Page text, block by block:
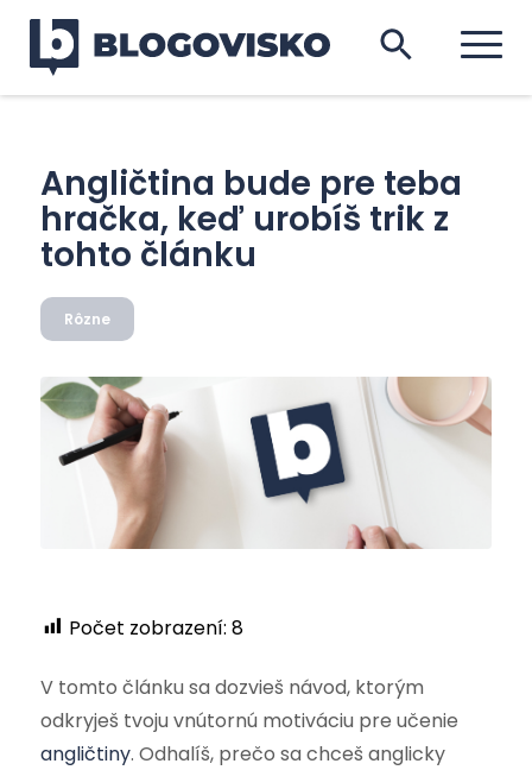
Angličtina bude pre teba
hračka, keď urobíš trik z
tohto článku
Rôzne
Počet zobrazení: 8
V tomto článku sa dozvieš návod, ktorým
odkryješ tvoju vnútornú motiváciu pre učenie
angličtiny. Odhalíš, prečo sa chceš anglicky